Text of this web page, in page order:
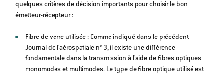
quelques critères de décision importants pour choisir le bon
émetteur-récepteur :
Fibre de verre utilisée : Comme indiqué dans le précédent
Journal de l'aérospatiale n° 3, il existe une différence
fondamentale dans la transmission à l'aide de fibres optiques
monomodes et multimodes. Le type de fibre optique utilisé est